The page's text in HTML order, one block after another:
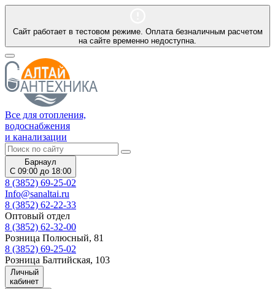
Сайт работает в тестовом режиме. Оплата безналичным расчетом
на сайте временно недоступна.
Все для отопления,
водоснабжения
и канализации
Барнаул
С 09:00 до 18:00
8 (3852) 69-25-02
Info@sanaltai.ru
8 (3852) 62-22-33
Оптовый отдел
8 (3852) 62-32-00
Розница Полюсный, 81
8 (3852) 69-25-02
Розница Балтийская, 103
Личный
кабинет